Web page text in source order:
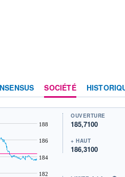
SOCIÉTÉ
182
184
186
188
OUVERTURE
185,7100
+ HAUT
186,3100